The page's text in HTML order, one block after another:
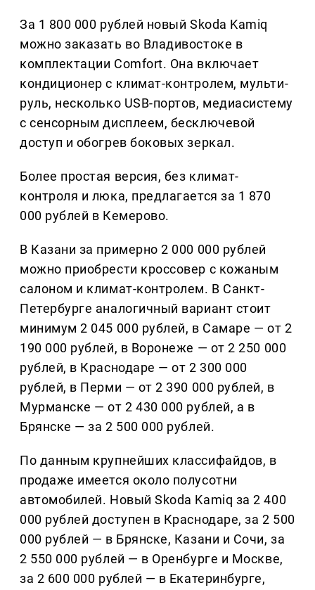
За 1 800 000 рублей новый Skoda Kamiq
можно заказать во Владивостоке в
комплектации Comfort. Она включает
кондиционер с климат-контролем, мульти-
руль, несколько USB-портов, медиасистему
с сенсорным дисплеем, бесключевой
доступ и обогрев боковых зеркал.
Более простая версия, без климат-
контроля и люка, предлагается за 1 870
000 рублей в Кемерово.
В Казани за примерно 2 000 000 рублей
можно приобрести кроссовер с кожаным
салоном и климат-контролем. В Санкт-
Петербурге аналогичный вариант стоит
минимум 2 045 000 рублей, в Самаре — от 2
190 000 рублей, в Воронеже — от 2 250 000
рублей, в Краснодаре — от 2 300 000
рублей, в Перми — от 2 390 000 рублей, в
Мурманске — от 2 430 000 рублей, а в
Брянске — за 2 500 000 рублей.
По данным крупнейших классифайдов, в
продаже имеется около полусотни
автомобилей. Новый Skoda Kamiq за 2 400
000 рублей доступен в Краснодаре, за 2 500
000 рублей — в Брянске, Казани и Сочи, за
2 550 000 рублей — в Оренбурге и Москве,
за 2 600 000 рублей — в Екатеринбурге,